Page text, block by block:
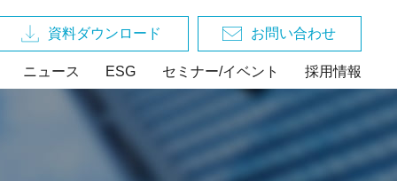
ニュース ESG セミナー/イベント 採用情報
資料ダウンロード お問い合わせ